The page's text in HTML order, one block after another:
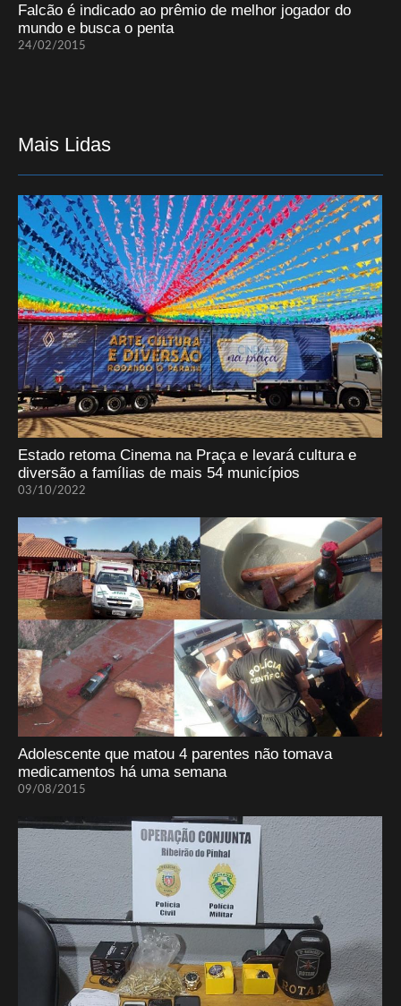
Falcão é indicado ao prêmio de melhor jogador do
mundo e busca o penta
24/02/2015
Mais Lidas
Estado retoma Cinema na Praça e levará cultura e
diversão a famílias de mais 54 municípios
03/10/2022
Adolescente que matou 4 parentes não tomava
medicamentos há uma semana
09/08/2015